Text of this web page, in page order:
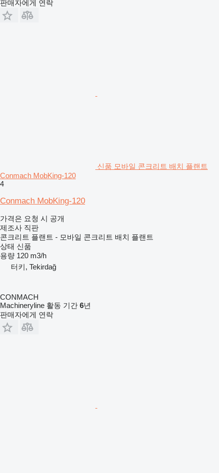
판매자에게 연락
신품 모바일 콘크리트 배치 플랜트
Conmach MobKing-120
4
Conmach MobKing-120
가격은 요청 시 공개
제조사 직판
콘크리트 플랜트 - 모바일 콘크리트 배치 플랜트
상태 신품
용량 120 m3/h
터키, Tekirdağ
CONMACH
Machineryline 활동 기간 6년
판매자에게 연락